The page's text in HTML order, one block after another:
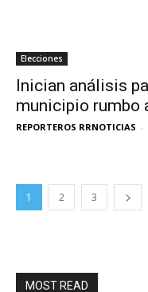
Elecciones
Inician análisis
municipio rumbo
REPORTEROS RRNOTICIAS -
1 2 3
MOST READ